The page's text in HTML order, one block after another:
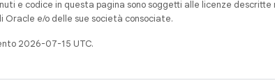
e codice in questa pagina sono soggetti alle licenze descritte
e/o delle sue società consociate.
2026-07-15 UTC.